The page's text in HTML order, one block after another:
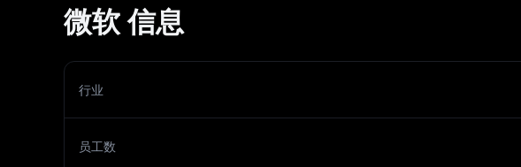
微软 信息
行业
员工数